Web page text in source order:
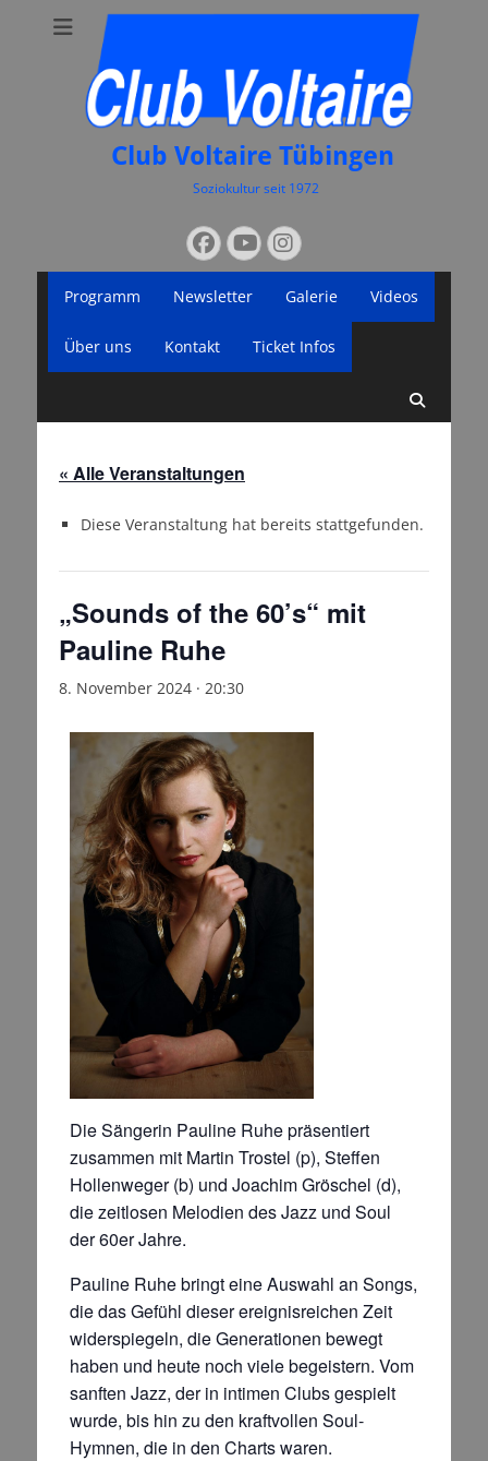
Club Voltaire Tübingen
Soziokultur seit 1972
nach:
Facebook
YouTube
Instagram
Menü
Inhalt
Programm Newsletter Galerie Videos
Über uns Kontakt Ticket Infos
« Alle Veranstaltungen
Diese Veranstaltung hat bereits stattgefunden.
„Sounds of the 60’s“ mit
Pauline Ruhe
8. November 2024 · 20:30
Die Sängerin Pauline Ruhe präsentiert
zusammen mit Martin Trostel (p), Steffen
Hollenweger (b) und Joachim Gröschel (d),
die zeitlosen Melodien des Jazz und Soul
der 60er Jahre.
Pauline Ruhe bringt eine Auswahl an Songs,
die das Gefühl dieser ereignisreichen Zeit
widerspiegeln, die Generationen bewegt
haben und heute noch viele begeistern. Vom
sanften Jazz, der in intimen Clubs gespielt
wurde, bis hin zu den kraftvollen Soul-
Hymnen, die in den Charts waren.